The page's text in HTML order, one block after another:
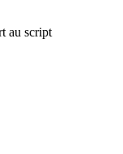
au script